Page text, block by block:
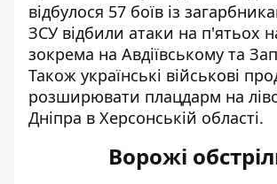
відбулося 57 боїв із
ЗСУ відбили атаки на п'ятьох
зокрема на Авдіївському та
Також українські військові
розширювати плацдарм на
Дніпра в Херсонській області.
Ворожі